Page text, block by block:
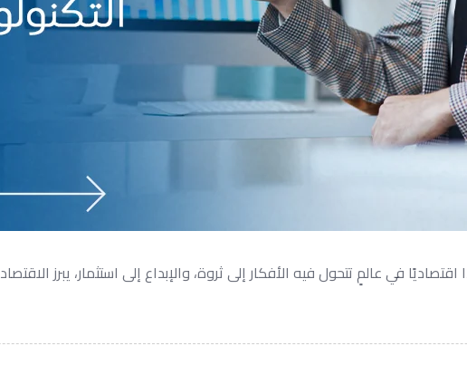
في عالمٍ تتحول فيه الأفكار إلى ثروة، والإبداع إلى استثمار، يبرز الاقتصاد